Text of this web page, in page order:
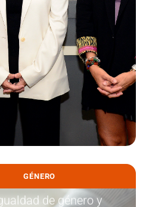
GÉNERO
de género y